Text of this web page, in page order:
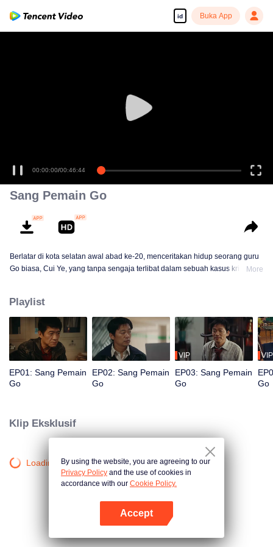
id Buka App
Tonton dengan kualitas tinggi dan lancar
00:00:00/00:46:44
Sang Pemain Go
Berlatar di kota selatan awal abad ke-20, menceritakan hidup seorang guru
Go biasa, Cui Ye, yang tanpa sengaja terlibat dalam sebuah kasus kriminal.
yang sama?
More
Playlist
EP01: Sang Pemain
Go
EP02: Sang Pemain
Go
VIP
EP03: Sang Pemain
Go
VIP
Go
Klip Eksklusif
Loading…By using the website, you are agreeing to our
Privacy Policy and the use of cookies in
accordance with our Cookie Policy.
Accept